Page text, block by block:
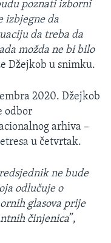
poznati izborni
izbjegne da
da treba da
možda ne bi bilo
Džejkob u snimku.
2020. Džejkob
odbor
arhiva –
u četvrtak.
ne bude
odlučuje o
glasova prije
činjenica”,